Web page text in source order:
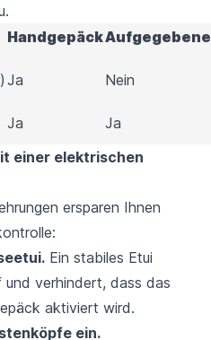
Handgepäck
Ja Nein
Ja
Ja
einer elektrischen
ersparen Ihnen
Ein stabiles Etui
verhindert, dass das
aktiviert wird.
ein.